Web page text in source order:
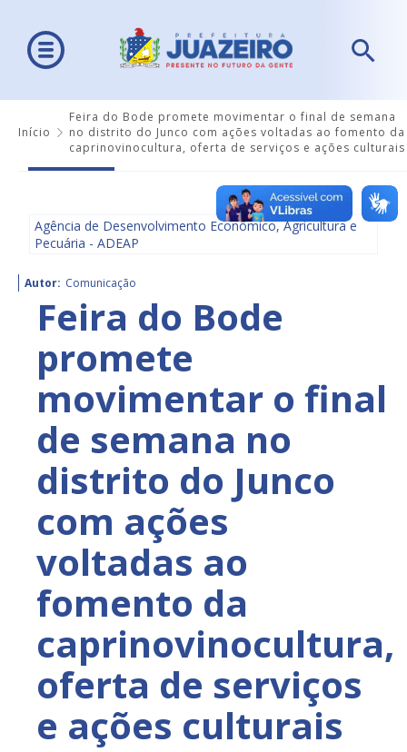
Início
Feira do Bode promete movimentar o final de semana
no distrito do Junco com ações voltadas ao fomento da
caprinovinocultura, oferta de serviços e ações culturais
Agência de Desenvolvimento Econômico, Agricultura e
Pecuária - ADEAP
Autor: Comunicação
Feira do Bode
promete
movimentar o final
de semana no
distrito do Junco
com ações
voltadas ao
fomento da
caprinovinocultura,
oferta de serviços
e ações culturais